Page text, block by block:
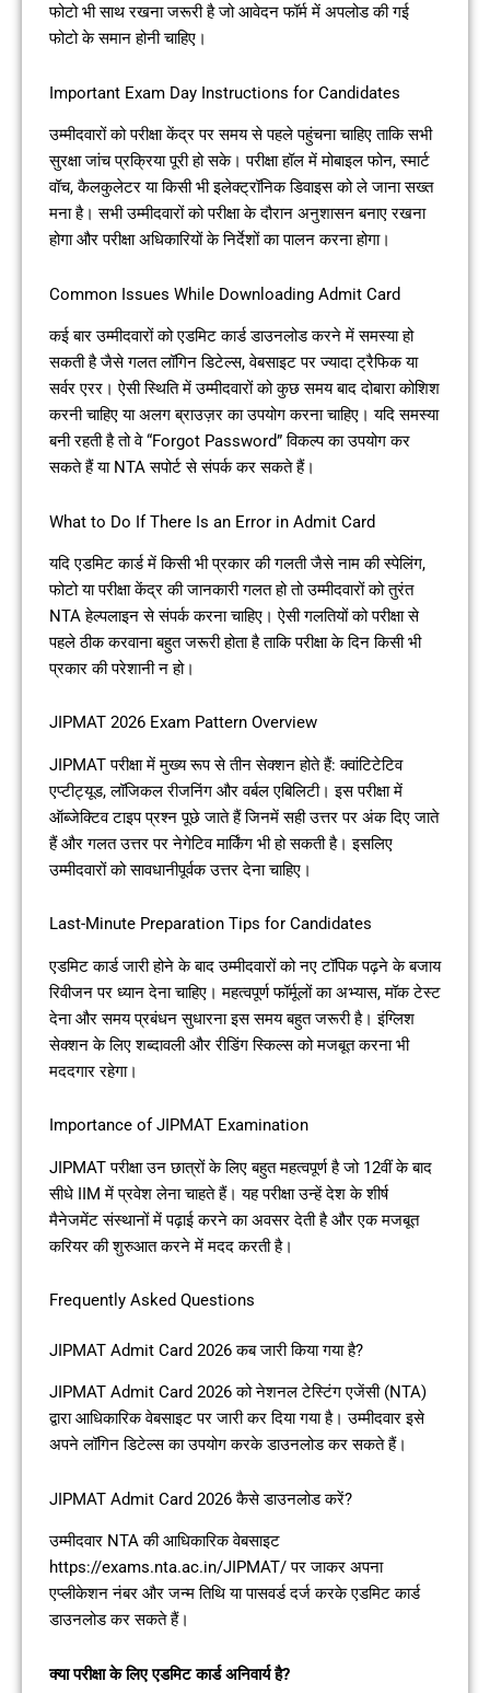
फोटो भी साथ रखना जरूरी है जो आवेदन फॉर्म में अपलोड की गई
फोटो के समान होनी चाहिए।
Important Exam Day Instructions for Candidates
उम्मीदवारों को परीक्षा केंद्र पर समय से पहले पहुंचना चाहिए ताकि सभी
सुरक्षा जांच प्रक्रिया पूरी हो सके। परीक्षा हॉल में मोबाइल फोन, स्मार्ट
वॉच, कैलकुलेटर या किसी भी इलेक्ट्रॉनिक डिवाइस को ले जाना सख्त
मना है। सभी उम्मीदवारों को परीक्षा के दौरान अनुशासन बनाए रखना
होगा और परीक्षा अधिकारियों के निर्देशों का पालन करना होगा।
Common Issues While Downloading Admit Card
कई बार उम्मीदवारों को एडमिट कार्ड डाउनलोड करने में समस्या हो
सकती है जैसे गलत लॉगिन डिटेल्स, वेबसाइट पर ज्यादा ट्रैफिक या
सर्वर एरर। ऐसी स्थिति में उम्मीदवारों को कुछ समय बाद दोबारा कोशिश
करनी चाहिए या अलग ब्राउज़र का उपयोग करना चाहिए। यदि समस्या
बनी रहती है तो वे “Forgot Password” विकल्प का उपयोग कर
सकते हैं या NTA सपोर्ट से संपर्क कर सकते हैं।
What to Do If There Is an Error in Admit Card
यदि एडमिट कार्ड में किसी भी प्रकार की गलती जैसे नाम की स्पेलिंग,
फोटो या परीक्षा केंद्र की जानकारी गलत हो तो उम्मीदवारों को तुरंत
NTA हेल्पलाइन से संपर्क करना चाहिए। ऐसी गलतियों को परीक्षा से
पहले ठीक करवाना बहुत जरूरी होता है ताकि परीक्षा के दिन किसी भी
प्रकार की परेशानी न हो।
JIPMAT 2026 Exam Pattern Overview
JIPMAT परीक्षा में मुख्य रूप से तीन सेक्शन होते हैं: क्वांटिटेटिव
एप्टीट्यूड, लॉजिकल रीजनिंग और वर्बल एबिलिटी। इस परीक्षा में
ऑब्जेक्टिव टाइप प्रश्न पूछे जाते हैं जिनमें सही उत्तर पर अंक दिए जाते
हैं और गलत उत्तर पर नेगेटिव मार्किंग भी हो सकती है। इसलिए
उम्मीदवारों को सावधानीपूर्वक उत्तर देना चाहिए।
Last-Minute Preparation Tips for Candidates
एडमिट कार्ड जारी होने के बाद उम्मीदवारों को नए टॉपिक पढ़ने के बजाय
रिवीजन पर ध्यान देना चाहिए। महत्वपूर्ण फॉर्मूलों का अभ्यास, मॉक टेस्ट
देना और समय प्रबंधन सुधारना इस समय बहुत जरूरी है। इंग्लिश
सेक्शन के लिए शब्दावली और रीडिंग स्किल्स को मजबूत करना भी
मददगार रहेगा।
Importance of JIPMAT Examination
JIPMAT परीक्षा उन छात्रों के लिए बहुत महत्वपूर्ण है जो 12वीं के बाद
सीधे IIM में प्रवेश लेना चाहते हैं। यह परीक्षा उन्हें देश के शीर्ष
मैनेजमेंट संस्थानों में पढ़ाई करने का अवसर देती है और एक मजबूत
करियर की शुरुआत करने में मदद करती है।
Frequently Asked Questions
JIPMAT Admit Card 2026 कब जारी किया गया है?
JIPMAT Admit Card 2026 को नेशनल टेस्टिंग एजेंसी (NTA)
द्वारा आधिकारिक वेबसाइट पर जारी कर दिया गया है। उम्मीदवार इसे
अपने लॉगिन डिटेल्स का उपयोग करके डाउनलोड कर सकते हैं।
JIPMAT Admit Card 2026 कैसे डाउनलोड करें?
उम्मीदवार NTA की आधिकारिक वेबसाइट
https://exams.nta.ac.in/JIPMAT/ पर जाकर अपना
एप्लीकेशन नंबर और जन्म तिथि या पासवर्ड दर्ज करके एडमिट कार्ड
डाउनलोड कर सकते हैं।
क्या परीक्षा के लिए एडमिट कार्ड अनिवार्य है?